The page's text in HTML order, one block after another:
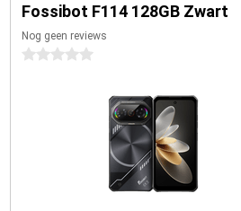
Fossibot F114 128GB Zwart
Nog geen reviews
0 sterren